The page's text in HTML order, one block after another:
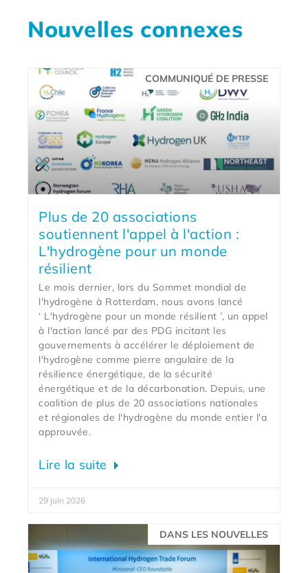
Nouvelles connexes
COMMUNIQUÉ DE PRESSE
Plus de 20 associations
soutiennent l'appel à l'action :
L'hydrogène pour un monde
résilient
Le mois dernier, lors du Sommet mondial de
l'hydrogène à Rotterdam, nous avons lancé
‘ L'hydrogène pour un monde résilient ’, un appel
à l'action lancé par des PDG incitant les
gouvernements à accélérer le déploiement de
l'hydrogène comme pierre angulaire de la
résilience énergétique, de la sécurité
énergétique et de la décarbonation. Depuis, une
coalition de plus de 20 associations nationales
et régionales de l'hydrogène du monde entier l'a
approuvée.
Lire la suite
29 juin 2026
DANS LES NOUVELLES